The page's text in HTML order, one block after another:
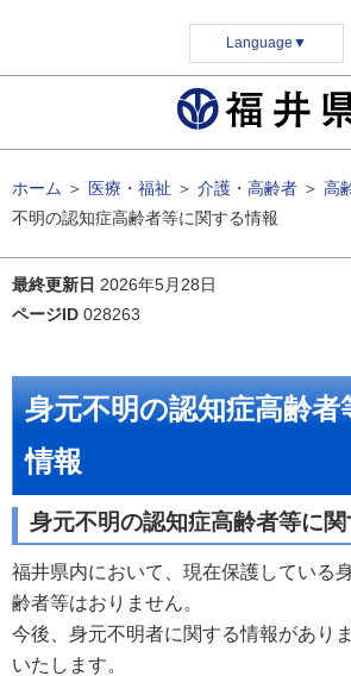
Language ▼
ホーム ＞ 医療・福祉 ＞ 介護・高齢者 ＞ 高
不明の認知症高齢者等に関する情報
最終更新日 2026年5月28日
ページID 028263
身元不明の認知症高齢
情報
身元不明の認知症高齢者等に
福井県内において、現在保護している
齢者等はおりません。
今後、身元不明者に関する情報があり
いたします。